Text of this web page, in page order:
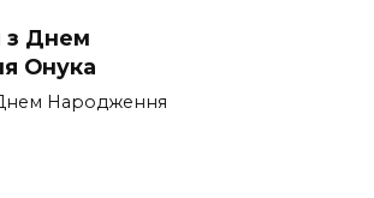
з Днем
Онука
Народження